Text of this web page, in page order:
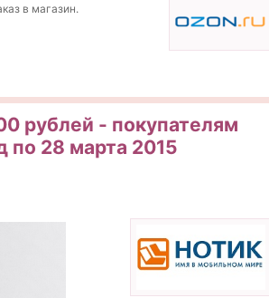
в магазин.
рублей - покупателям
по 28 марта 2015